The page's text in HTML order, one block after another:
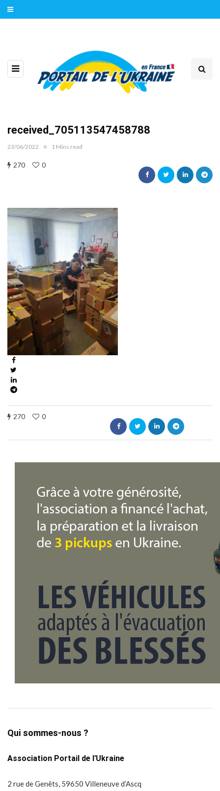
received_705113547458788
23/06/2022 1 Mins read
270 0
270 0
Qui sommes-nous ?
Association Portail de l'Ukraine
2 rue de Genêts, 59650 Villeneuve d’Ascq